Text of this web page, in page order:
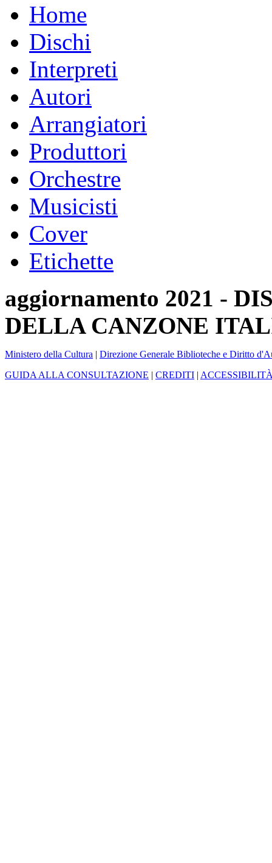
Home
Dischi
Interpreti
Autori
Arrangiatori
Produttori
Orchestre
Musicisti
Cover
Etichette
aggiornamento 2021 -
DELLA CANZONE
Ministero della Cultura | Direzione Generale Biblioteche e Diritto
GUIDA ALLA CONSULTAZIONE | CREDITI |